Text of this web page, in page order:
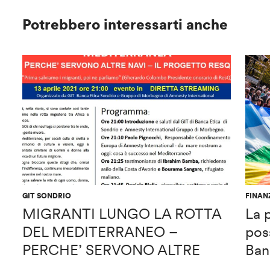
Potrebbero interessarti anche
GIT SONDRIO
MIGRANTI LUNGO LA ROTTA
DEL MEDITERRANEO –
PERCHE’ SERVONO ALTRE
La